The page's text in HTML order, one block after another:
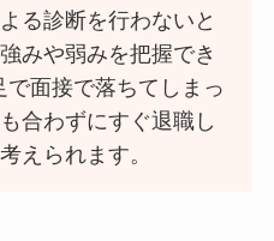
る診断を行わないと
みや弱みを把握でき
面接で落ちてしまっ
合わずにすぐ退職し
えられます。